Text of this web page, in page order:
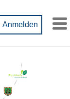
Anmelden